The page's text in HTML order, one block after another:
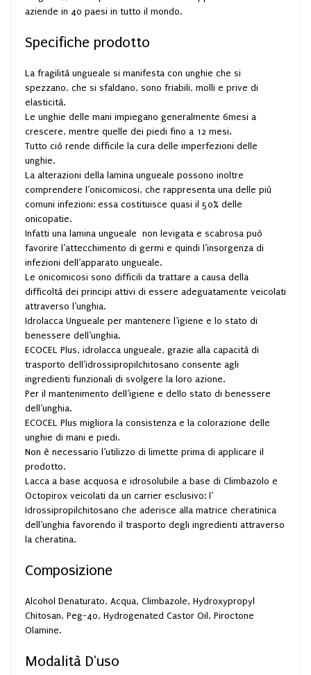
aziende in 40 paesi in tutto il mondo.
Specifiche prodotto
La fragilità ungueale si manifesta con unghie che si
spezzano, che si sfaldano, sono friabili, molli e prive di
elasticità.
Le unghie delle mani impiegano generalmente 6mesi a
crescere, mentre quelle dei piedi fino a 12 mesi.
Tutto ciò rende difficile la cura delle imperfezioni delle
unghie.
La alterazioni della lamina ungueale possono inoltre
comprendere l’onicomicosi, che rappresenta una delle più
comuni infezioni: essa costituisce quasi il 50% delle
onicopatie.
Infatti una lamina ungueale non levigata e scabrosa può
favorire l’attecchimento di germi e quindi l’insorgenza di
infezioni dell’apparato ungueale.
Le onicomicosi sono difficili da trattare a causa della
difficoltà dei principi attivi di essere adeguatamente veicolati
attraverso l’unghia.
Idrolacca Ungueale per mantenere l’igiene e lo stato di
benessere dell’unghia.
ECOCEL Plus, idrolacca ungueale, grazie alla capacità di
trasporto dell’idrossipropilchitosano consente agli
ingredienti funzionali di svolgere la loro azione.
Per il mantenimento dell’igiene e dello stato di benessere
dell’unghia.
ECOCEL Plus migliora la consistenza e la colorazione delle
unghie di mani e piedi.
Non è necessario l’utilizzo di limette prima di applicare il
prodotto.
Lacca a base acquosa e idrosolubile a base di Climbazolo e
Octopirox veicolati da un carrier esclusivo: l’
Idrossipropilchitosano che aderisce alla matrice cheratinica
dell’unghia favorendo il trasporto degli ingredienti attraverso
la cheratina.
Composizione
Alcohol Denaturato, Acqua, Climbazole, Hydroxypropyl
Chitosan, Peg-40, Hydrogenated Castor Oil, Piroctone
Olamine.
Modalità D'uso